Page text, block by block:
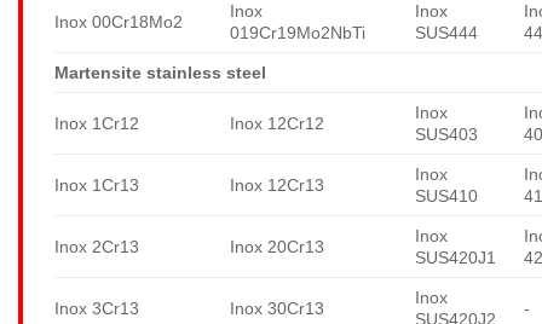
Inox 00Cr18Mo2
Inox
019Cr19Mo2NbTi
Inox
SUS444
Martensite stainless steel
Inox 1Cr12 Inox 12Cr12
Inox
SUS403
Inox 1Cr13 Inox 12Cr13
Inox
SUS410
Inox 2Cr13 Inox 20Cr13
Inox
SUS420J1
Inox 3Cr13 Inox 30Cr13
Inox
SUS420J2
-